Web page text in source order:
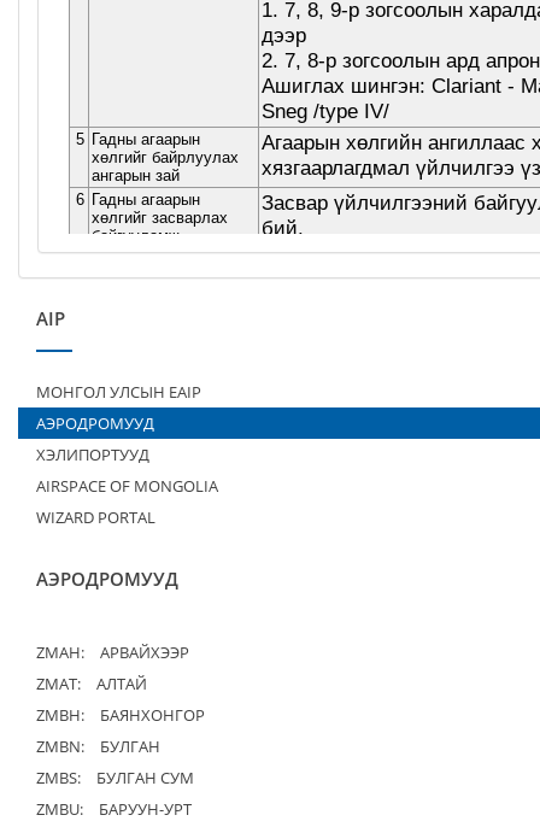
AIP
МОНГОЛ УЛСЫН EAIP
АЭРОДРОМУУД
ХЭЛИПОРТУУД
AIRSPACE OF MONGOLIA
WIZARD PORTAL
АЭРОДРОМУУД
ZMAH:
АРВАЙХЭЭР
ZMAT:
АЛТАЙ
ZMBH:
БАЯНХОНГОР
ZMBN:
БУЛГАН
ZMBS:
БУЛГАН СУМ
ZMBU:
БАРУУН-УРТ